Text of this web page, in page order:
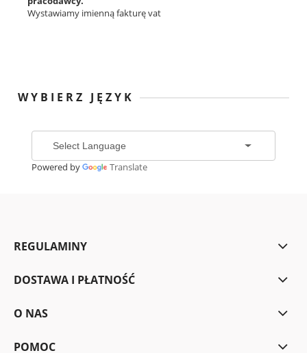
Wystawiamy imienną fakturę vat
WYBIERZ JĘZYK
Powered by Translate
REGULAMINY
DOSTAWA I PŁATNOŚĆ
O NAS
POMOC